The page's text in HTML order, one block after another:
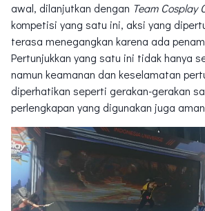
awal, dilanjutkan dengan Team Cosplay
kompetisi yang satu ini, aksi yang
terasa menegangkan karena ada
Pertunjukkan yang satu ini tidak hanya
namun keamanan dan keselamatan
diperhatikan seperti gerakan-gerakan
perlengkapan yang digunakan juga